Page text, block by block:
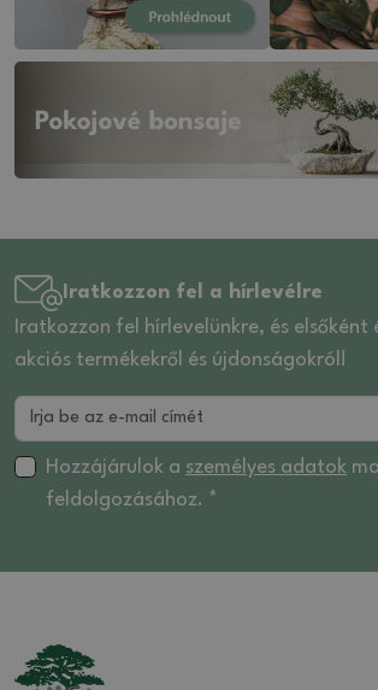
Iratkozzon fel a hírlevélre
Iratkozzon fel hírlevelünkre, és elsőként
akciós termékekről és újdonságokról!
Hozzájárulok a személyes adatok
feldolgozásához. *